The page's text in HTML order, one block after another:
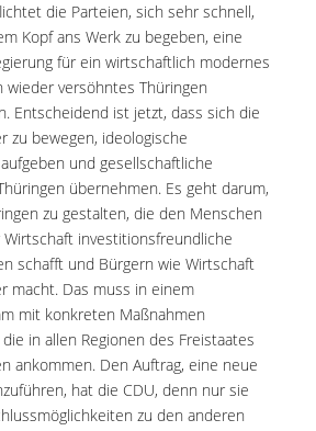
die Parteien, sich sehr schnell,
Kopf ans Werk zu begeben, eine
für ein wirtschaftlich modernes
wieder versöhntes Thüringen
Entscheidend ist jetzt, dass sich die
zu bewegen, ideologische
und gesellschaftliche
übernehmen. Es geht darum,
zu gestalten, die den Menschen
investitionsfreundliche
schafft und Bürgern wie Wirtschaft
macht. Das muss in einem
mit konkreten Maßnahmen
in allen Regionen des Freistaates
ankommen. Den Auftrag, eine neue
hat die CDU, denn nur sie
zu den anderen